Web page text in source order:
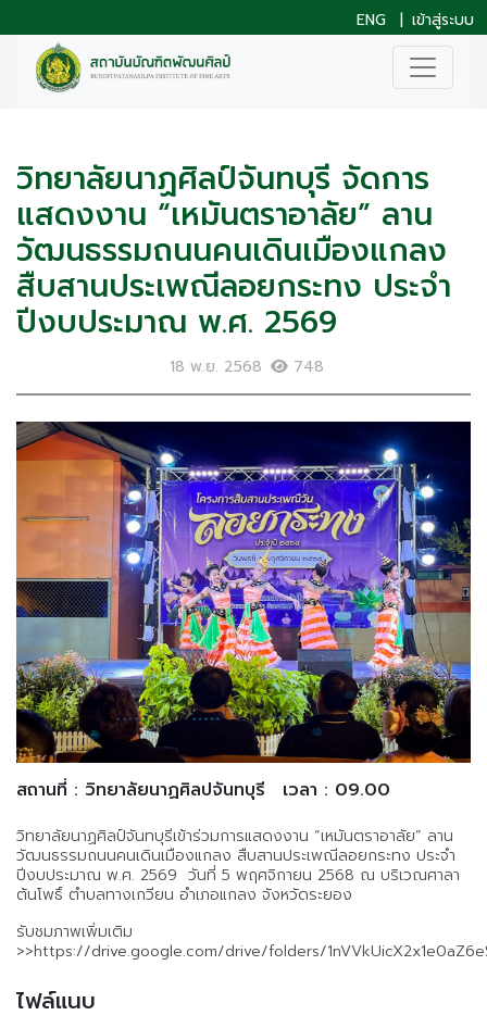
ENG | เข้าสู่ระบบ
วิทยาลัยนาฏศิลป์จันทบุรี จัดการ
แสดงงาน “เหมันตราอาลัย” ลาน
วัฒนธรรมถนนคนเดินเมืองแกลง
สืบสานประเพณีลอยกระทง ประจำ
ปีงบประมาณ พ.ศ. 2569
18 พ.ย. 2568 748
สถานที่ : วิทยาลัยนาฏศิลปจันทบุรี เวลา : 09.00
วิทยาลัยนาฏศิลป์จันทบุรีเข้าร่วมการแสดงงาน “เหมันตราอาลัย” ลาน
วัฒนธรรมถนนคนเดินเมืองแกลง สืบสานประเพณีลอยกระทง ประจำ
ปีงบประมาณ พ.ศ. 2569 วันที่ 5 พฤศจิกายน 2568 ณ บริเวณศาลา
ต้นโพธิ์ ตำบลทางเกวียน อำเภอแกลง จังหวัดระยอง
รับชมภาพเพิ่มเติม
>>https://drive.google.com/drive/folders/
ไฟล์แนบ